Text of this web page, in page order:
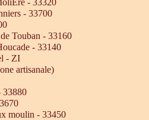
- 33320
- 33700
Touban - 33160
- 33140
- ZI
artisanale)
33880
moulin - 33450